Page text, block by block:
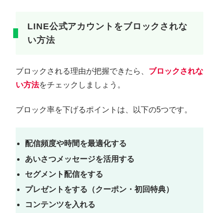
LINE公式アカウントをブロックされな
い方法
ブロックされる理由が把握できたら、 ブロックされな
い方法をチェックしましょう。
ブロック率を下げるポイントは、以下の5つです。
配信頻度や時間を最適化する
あいさつメッセージを活用する
セグメント配信をする
プレゼントをする（クーポン・初回特典）
コンテンツを入れる